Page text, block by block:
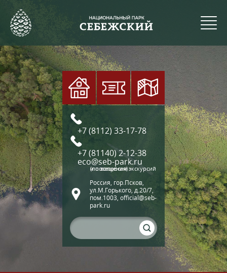
+7 (8112) 33-17-78
+7 (81140) 2-12-38
eco@seb-park.ru
(по вопросам экскурсий и посещения)
Россия, гор.Псков,
ул.М.Горького, д.20/7,
пом.1003, official@seb-
park.ru